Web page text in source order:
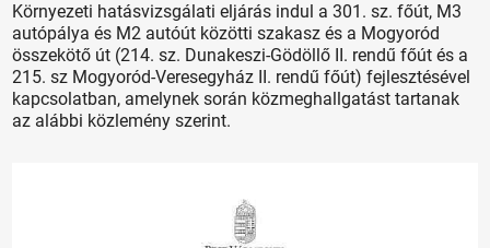
Környezeti hatásvizsgálati eljárás indul a 301. sz. főút, M3
autópálya és M2 autóút közötti szakasz és a Mogyoród
összekötő út (214. sz. Dunakeszi-Gödöllő II. rendű főút és a
215. sz Mogyoród-Veresegyház II. rendű főút) fejlesztésével
kapcsolatban, amelynek során közmeghallgatást tartanak
az alábbi közlemény szerint.